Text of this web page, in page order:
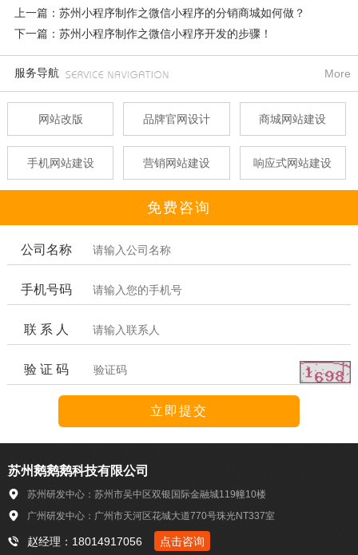
上一篇：苏州小程序制作之微信小程序的分销商城如何做？
下一篇：苏州小程序制作之微信小程序开发的步骤！
服务导航 More
网站改版 品牌官网设计 商城网站建设
手机网站建设 营销网站建设 响应式网站建设
免费咨询
公司名称
手机号码
联 系 人
验 证 码
苏州鹅鹅鹅科技有限公司
苏州研发中心：苏州市吴中区双银国际金融城119幢10楼
广州研发中心：广州市天河区花城大道770号珠光NT337室
赵经理：18014917056 点击咨询